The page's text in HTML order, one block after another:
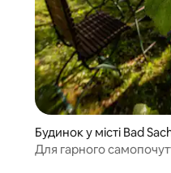
Будинок у місті Bad
Для гарного